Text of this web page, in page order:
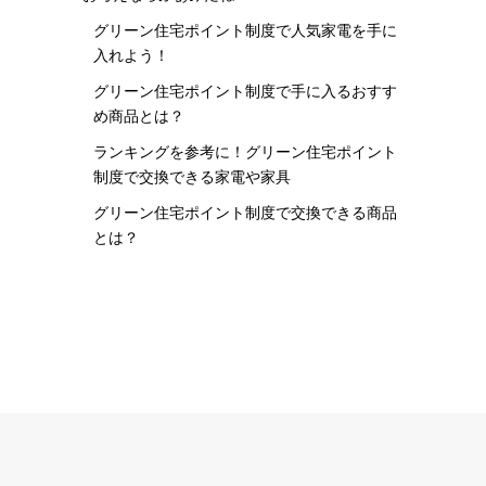
グリーン住宅ポイント制度で人気家電を手に
入れよう！
グリーン住宅ポイント制度で手に入るおすす
め商品とは？
ランキングを参考に！グリーン住宅ポイント
制度で交換できる家電や家具
グリーン住宅ポイント制度で交換できる商品
とは？